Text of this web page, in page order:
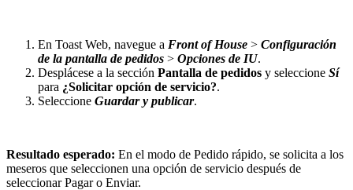
En Toast Web, navegue a Front of House > Configuración
de la pantalla de pedidos > Opciones de IU.
Desplácese a la sección Pantalla de pedidos y seleccione Sí
para ¿Solicitar opción de servicio?.
Seleccione Guardar y publicar.
Resultado esperado: En el modo de Pedido rápido, se solicita a los
meseros que seleccionen una opción de servicio después de
seleccionar Pagar o Enviar.